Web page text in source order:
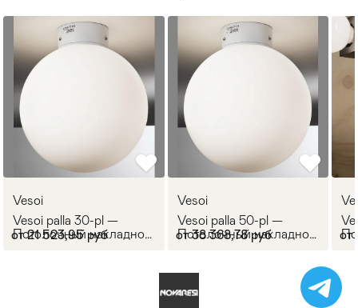
Vesoi
Vesoi palla 30-pl —
Потолочный накладной
светильник PALLA
от 21 523,95 руб
Vesoi
Vesoi palla 50-pl —
Потолочный накладной
светильник PALLA
от 38 368,78 руб от